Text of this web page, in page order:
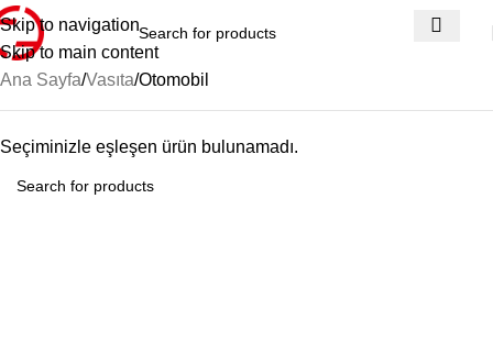
Skip to navigation
Skip to main content
Ana Sayfa Vasıta Otomobil
Seçiminizle eşleşen ürün bulunamadı.